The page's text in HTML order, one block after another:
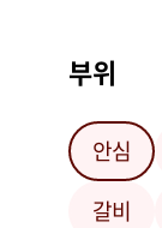
부위
안심
갈비